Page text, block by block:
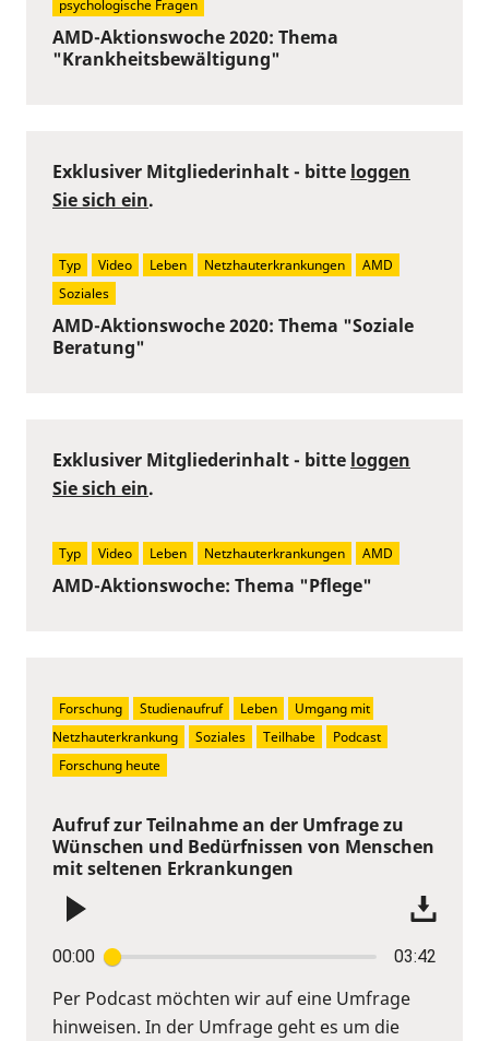
AMD-Aktionswoche 2020: Thema
"Krankheitsbewältigung"
psychologische Fragen
AMD-Aktionswoche 2020: Thema "Soziale
Beratung"
Exklusiver Mitgliederinhalt - bitte loggen
Sie sich ein.
Typ Video Leben Netzhauterkrankungen
AMD
Soziales
AMD-Aktionswoche: Thema "Pflege"
Exklusiver Mitgliederinhalt - bitte loggen
Sie sich ein.
Typ Video Leben Netzhauterkrankungen AMD
Aufruf zur Teilnahme an der Umfrage zu
Wünschen und Bedürfnissen von Menschen
mit seltenen Erkrankungen
00:00 03:42
Per Podcast möchten wir auf eine Umfrage
hinweisen. In der Umfrage geht es um die
Forschung Studienaufruf Leben
Umgang mit
Netzhauterkrankung
Soziales Teilhabe
Podcast
Forschung heute